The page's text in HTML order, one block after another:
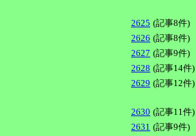
2625 (記事8件)
2626 (記事8件)
2627 (記事9件)
2628 (記事14件)
2629 (記事12件)
2630 (記事11件)
2631 (記事9件)